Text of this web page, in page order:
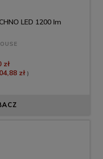
LED 1200 lm
zł
zł )